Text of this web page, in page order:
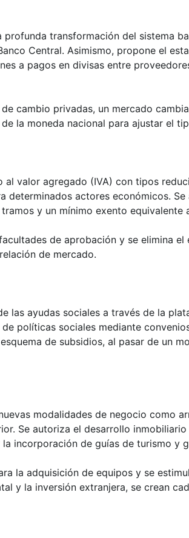
transformación del sistema
Central. Asimismo, propone el
a pagos en divisas entre
cambio privadas, un mercado
la moneda nacional para ajustar el
al valor agregado (IVA) con tipos
determinados actores económicos.
y un mínimo exento equivalente
de aprobación y se elimina
de mercado.
las ayudas sociales a través de la
políticas sociales mediante
de subsidios, al pasar de un
modalidades de negocio como
Se autoriza el desarrollo
incorporación de guías de turismo y
la adquisición de equipos y se
y la inversión extranjera, se crean